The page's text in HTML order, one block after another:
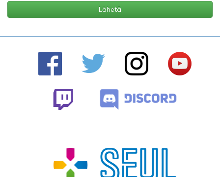
Lähetä